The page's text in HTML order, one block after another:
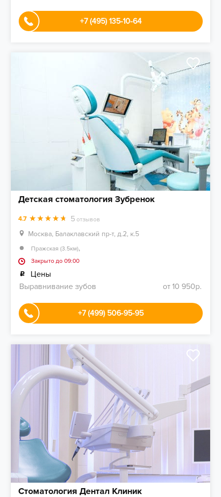
+7 (495) 135-10-64
Детская стоматология Зубренок
4.7 5 отзывов
Москва, Балаклавский пр-т, д.2, к.5
Пражская (3.5км),
Закрыто до 09:00
Цены
Выравнивание зубов
от 10 950р.
+7 (499) 506-95-95
Стоматология Дентал Клиник